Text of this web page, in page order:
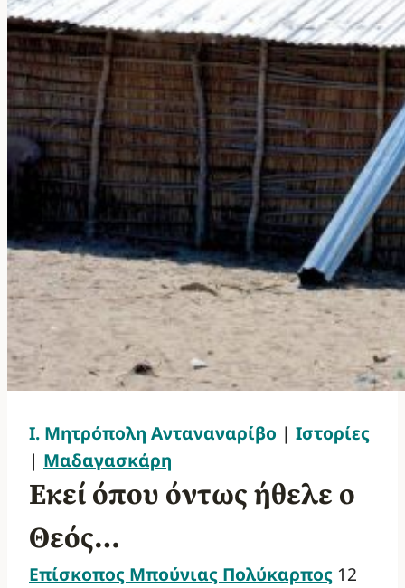
Ι. Μητρόπολη Ανταναναρίβο | Ιστορίες
| Μαδαγασκάρη
Εκεί όπου όντως ήθελε ο
Θεός…
Επίσκοπος Μπούνιας Πολύκαρπος 12